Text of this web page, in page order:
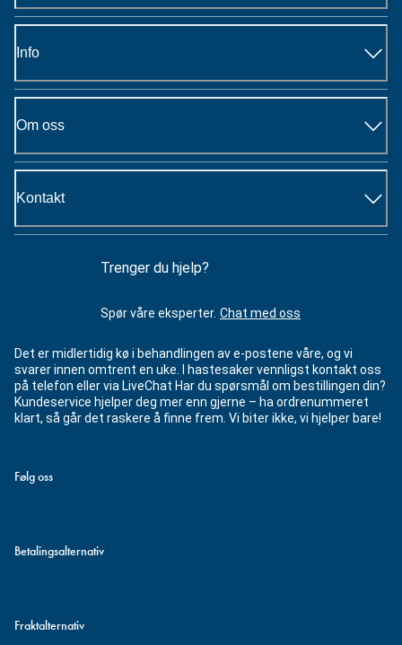
Info
Om oss
Kontakt
Trenger du hjelp?
Spør våre eksperter. Chat med oss
Det er midlertidig kø i behandlingen av e-postene våre, og vi
svarer innen omtrent en uke. I hastesaker vennligst kontakt oss
på telefon eller via LiveChat Har du spørsmål om bestillingen din?
Kundeservice hjelper deg mer enn gjerne – ha ordrenummeret
klart, så går det raskere å finne frem. Vi biter ikke, vi hjelper bare!
Følg oss
Betalingsalternativ
Fraktalternativ